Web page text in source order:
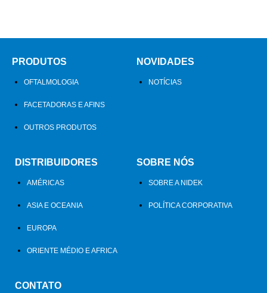
PRODUTOS
OFTALMOLOGIA
FACETADORAS E AFINS
OUTROS PRODUTOS
NOVIDADES
NOTÍCIAS
DISTRIBUIDORES
AMÉRICAS
ASIA E OCEANIA
EUROPA
ORIENTE MÉDIO E AFRICA
SOBRE NÓS
SOBRE A NIDEK
POLÍTICA CORPORATIVA
CONTATO